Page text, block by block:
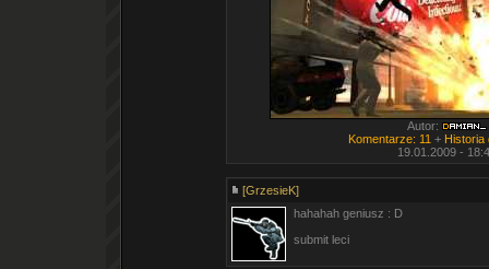
Autor:
Komentarze: 11 + Historia
19.01.2009 -
[GrzesieK]
hahahah geniusz : D
submit leci